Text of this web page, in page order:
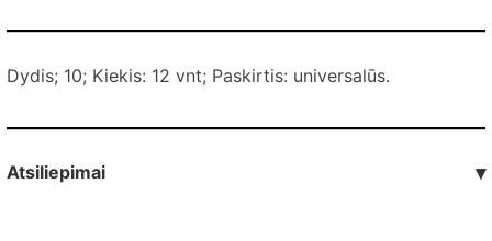
Dydis; 10; Kiekis: 12 vnt; Paskirtis: universalūs.
Atsiliepimai ▾